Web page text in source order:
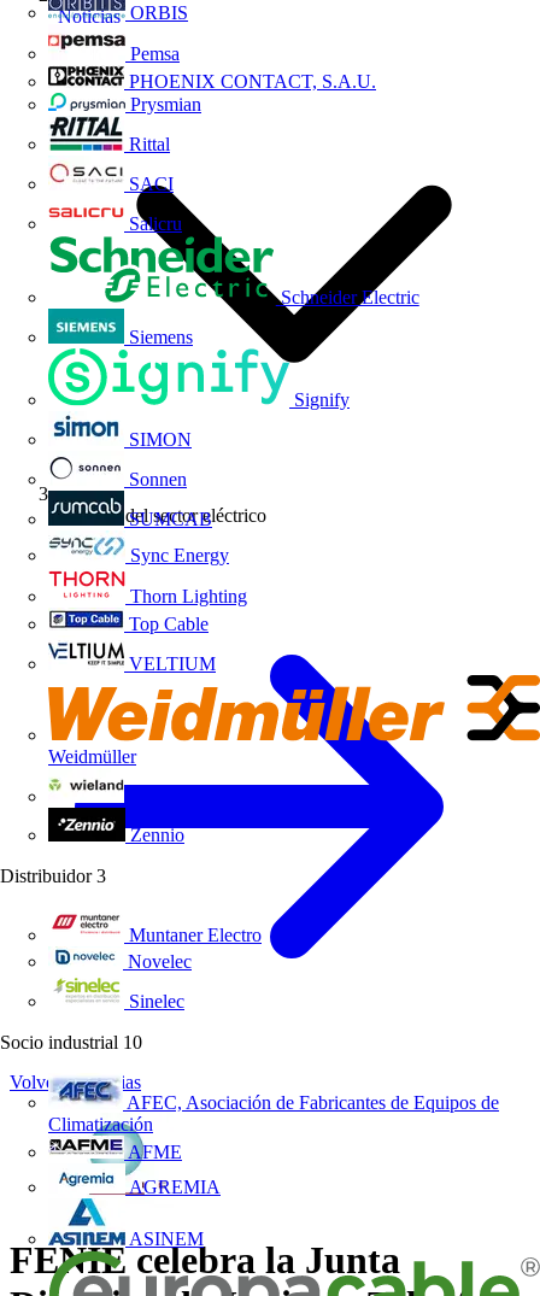
ORBIS
Pemsa
PHOENIX CONTACT, S.A.U.
Prysmian
Rittal
SACI
Salicru
Schneider Electric
Siemens
Signify
SIMON
Sonnen
SUMCAB
Sync Energy
Thorn Lighting
Top Cable
VELTIUM
Weidmüller
Zennio
Distribuidor 3
Muntaner Electro
Novelec
Sinelec
Socio industrial 10
AFEC, Asociación de Fabricantes de Equipos de
Climatización
AFME
AGREMIA
ASINEM
Noticias
Noticias del sector eléctrico
Volver a Noticias
FENIE celebra la Junta